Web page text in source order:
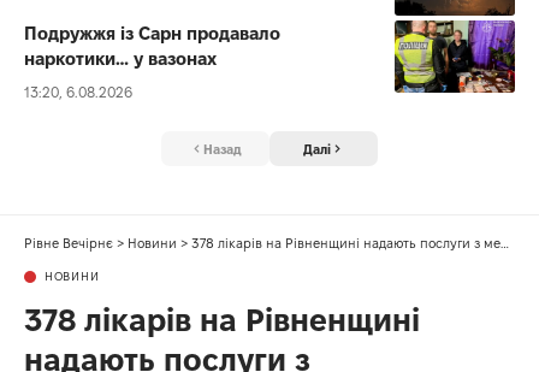
Подружжя із Сарн продавало
наркотики… у вазонах
13:20, 6.08.2026
Назад Далі
Рівне Вечірнє > Новини > 378 лікарів на Рівненщині надають послуги з ментального здоров’я
НОВИНИ
378 лікарів на Рівненщині
надають послуги з